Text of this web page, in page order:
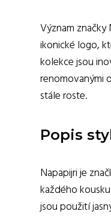
Význam
ikonické logo,
kolekce jsou
renomovanými
stále roste.
Popis
Napapijri je
každého
jsou použití